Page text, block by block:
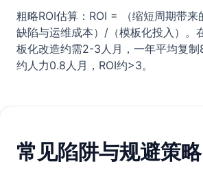
粗略ROI估算：ROI = （缩短周期带
缺陷与运维成本）/（模板化投入）。
板化改造约需2-3人月，一年平均复
约人力0.8人月，ROI约>3。
常见陷阱与规避策略